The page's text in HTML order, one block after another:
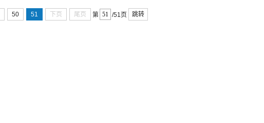
50 51 下页 尾页 第 /51页 跳转